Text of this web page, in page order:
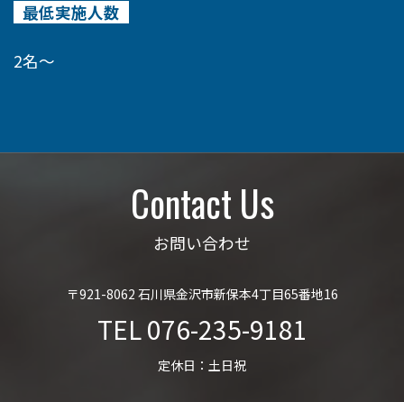
最低実施人数
2名～
Contact Us
お問い合わせ
〒921-8062 石川県金沢市新保本4丁目65番地16
TEL076-235-9181
定休日：土日祝